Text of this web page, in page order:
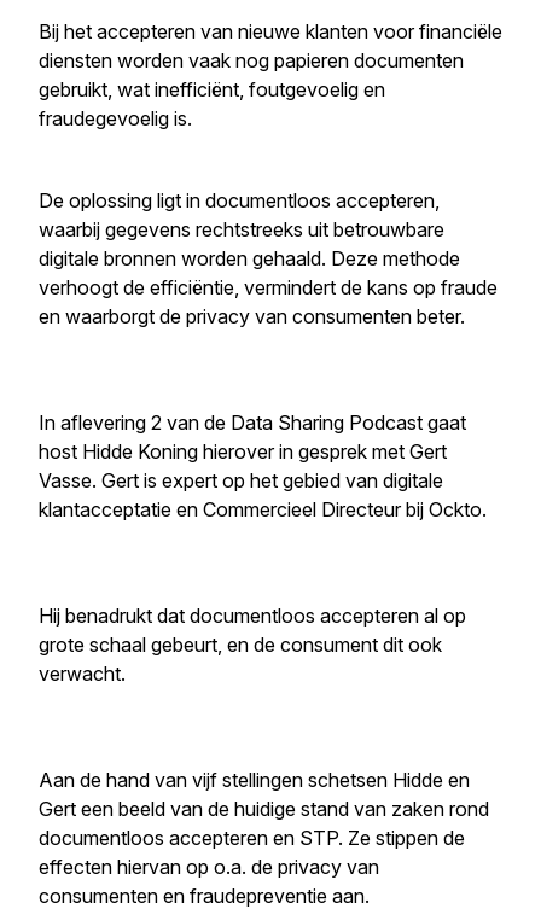
Bij het accepteren van nieuwe klanten voor financiële
diensten worden vaak nog papieren documenten
gebruikt, wat inefficiënt, foutgevoelig en
fraudegevoelig is.
De oplossing ligt in documentloos accepteren,
waarbij gegevens rechtstreeks uit betrouwbare
digitale bronnen worden gehaald. Deze methode
verhoogt de efficiëntie, vermindert de kans op fraude
en waarborgt de privacy van consumenten beter.
In aflevering 2 van de Data Sharing Podcast gaat
host Hidde Koning hierover in gesprek met Gert
Vasse. Gert is expert op het gebied van digitale
klantacceptatie en Commercieel Directeur bij Ockto.
Hij benadrukt dat documentloos accepteren al op
grote schaal gebeurt, en de consument dit ook
verwacht.
Aan de hand van vijf stellingen schetsen Hidde en
Gert een beeld van de huidige stand van zaken rond
documentloos accepteren en STP. Ze stippen de
effecten hiervan op o.a. de privacy van
consumenten en fraudepreventie aan.